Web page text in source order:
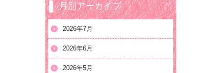
月別アーカイブ
2026年7月
2026年6月
2026年5月